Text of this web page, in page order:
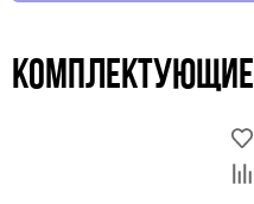
Комплектующие